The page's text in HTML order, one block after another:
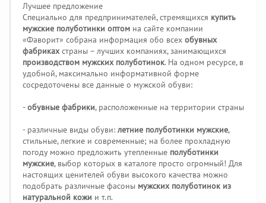
Лучшее предложение
Специально для предпринимателей, стремящихся купить
мужские полуботинки оптом на сайте компании
«Фаворит» собрана информация обо всех обувных
фабрикахстраны – лучших компаниях, занимающихся
производством мужских полуботинок. На одном ресурсе, в
удобной, максимально информативной форме
сосредоточены все данные о мужской обуви:
-обувные фабрики, расположенные на территории страны
- различные виды обуви: летние полуботинки мужские,
стильные, легкие и современные; на более прохладную
погоду можно предложить утепленные полуботинки
мужские, выбор которых в каталоге просто огромный! Для
настоящих ценителей обуви высокого качества можно
подобрать различные фасоны мужских полуботинок из
натуральной кожи и т.п.